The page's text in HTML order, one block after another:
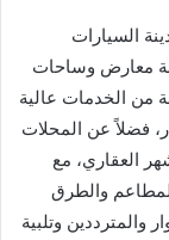
السيارات
معارض وساحات
من الخدمات عالية
فضلاً عن المحلات
العقاري، مع
والطرق
والمترددين وتلبية